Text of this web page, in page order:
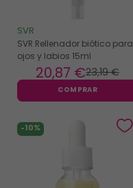
SVR
SVR Rellenador biótico para
ojos y labios 15ml
23,19 €
20,87 €
COMPRAR
-10%